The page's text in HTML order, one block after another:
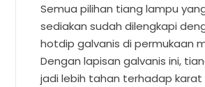
Semua pilihan tiang lampu
sediakan sudah dilengkapi
hotdip galvanis di permukaan
Dengan lapisan galvanis ini,
jadi lebih tahan terhadap karat